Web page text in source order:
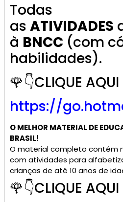
Todas
as ATIVIDADES
à BNCC (com
habilidades).
🌹👇CLIQUE AQUI
https://
O MELHOR MATERIAL DE
BRASIL!
O material completo contém
com atividades para
crianças de até 10 anos de
🌹👇CLIQUE AQUI